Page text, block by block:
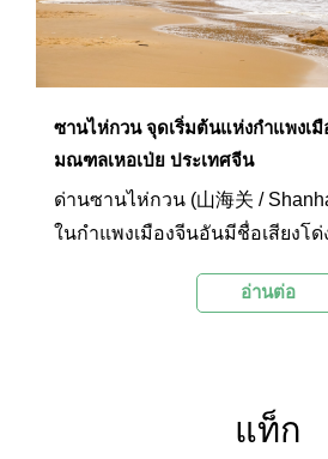
ซานไห่กวน จุดเริ่มต้นแห่งกำแพงเ
มณฑลเหอเป่ย ประเทศจีน
ด่านซานไห่กวน (山海关 /
ในกำแพงเมืองจีนอันมีชื่อเสียงโด่
อ่านต่อ
แท็ก